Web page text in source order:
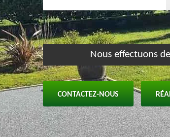
Nous effectuons
CONTACTEZ-NOUS